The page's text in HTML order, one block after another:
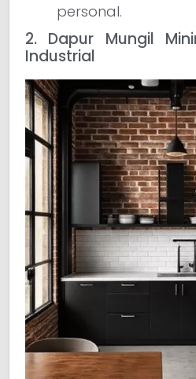
personal.
2. Dapur Mungil
Industrial